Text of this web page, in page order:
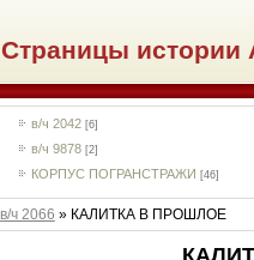
Страницы истории
в/ч 2042 [6]
в/ч 9878 [2]
КОРПУС ПОГРАНСТРАЖИ [46]
в/ч 2066 » КАЛИТКА В ПРОШЛОЕ